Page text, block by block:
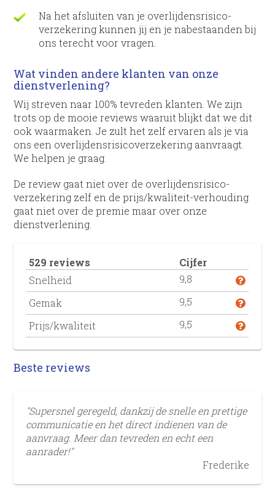
Na het afsluiten van je overlijdens­risico­
verzekering kunnen jij en je nabestaanden bij
ons terecht voor vragen.
Wat vinden andere klanten van onze
dienstverlening?
Wij streven naar 100% tevreden klanten. We zijn
trots op de mooie reviews waaruit blijkt dat we dit
ook waarmaken. Je zult het zelf ervaren als je via
ons een overlijdens­risico­verzekering aanvraagt.
We helpen je graag.
De review gaat niet over de overlijdens­risico­
verzekering zelf en de prijs/kwaliteit-verhouding
gaat niet over de premie maar over onze
dienstverlening.
529 reviews
Cijfer
Snelheid
9,8
Gemak
9,5
Prijs/kwaliteit
9,5
Beste reviews
"Supersnel geregeld, dankzij de snelle en prettige
communicatie en het direct indienen van de
aanvraag. Meer dan tevreden en echt een
aanrader!"
Frederike